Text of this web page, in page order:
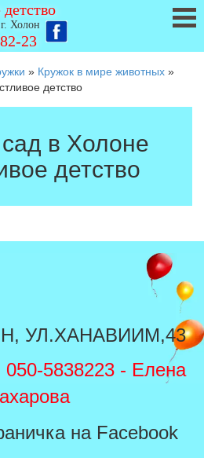
Холон
23
» Кружок в мире животных »
детство
в Холоне
детство
УЛ.ХАНАВИИМ,43
050-5838223 - Елена
на Facebook